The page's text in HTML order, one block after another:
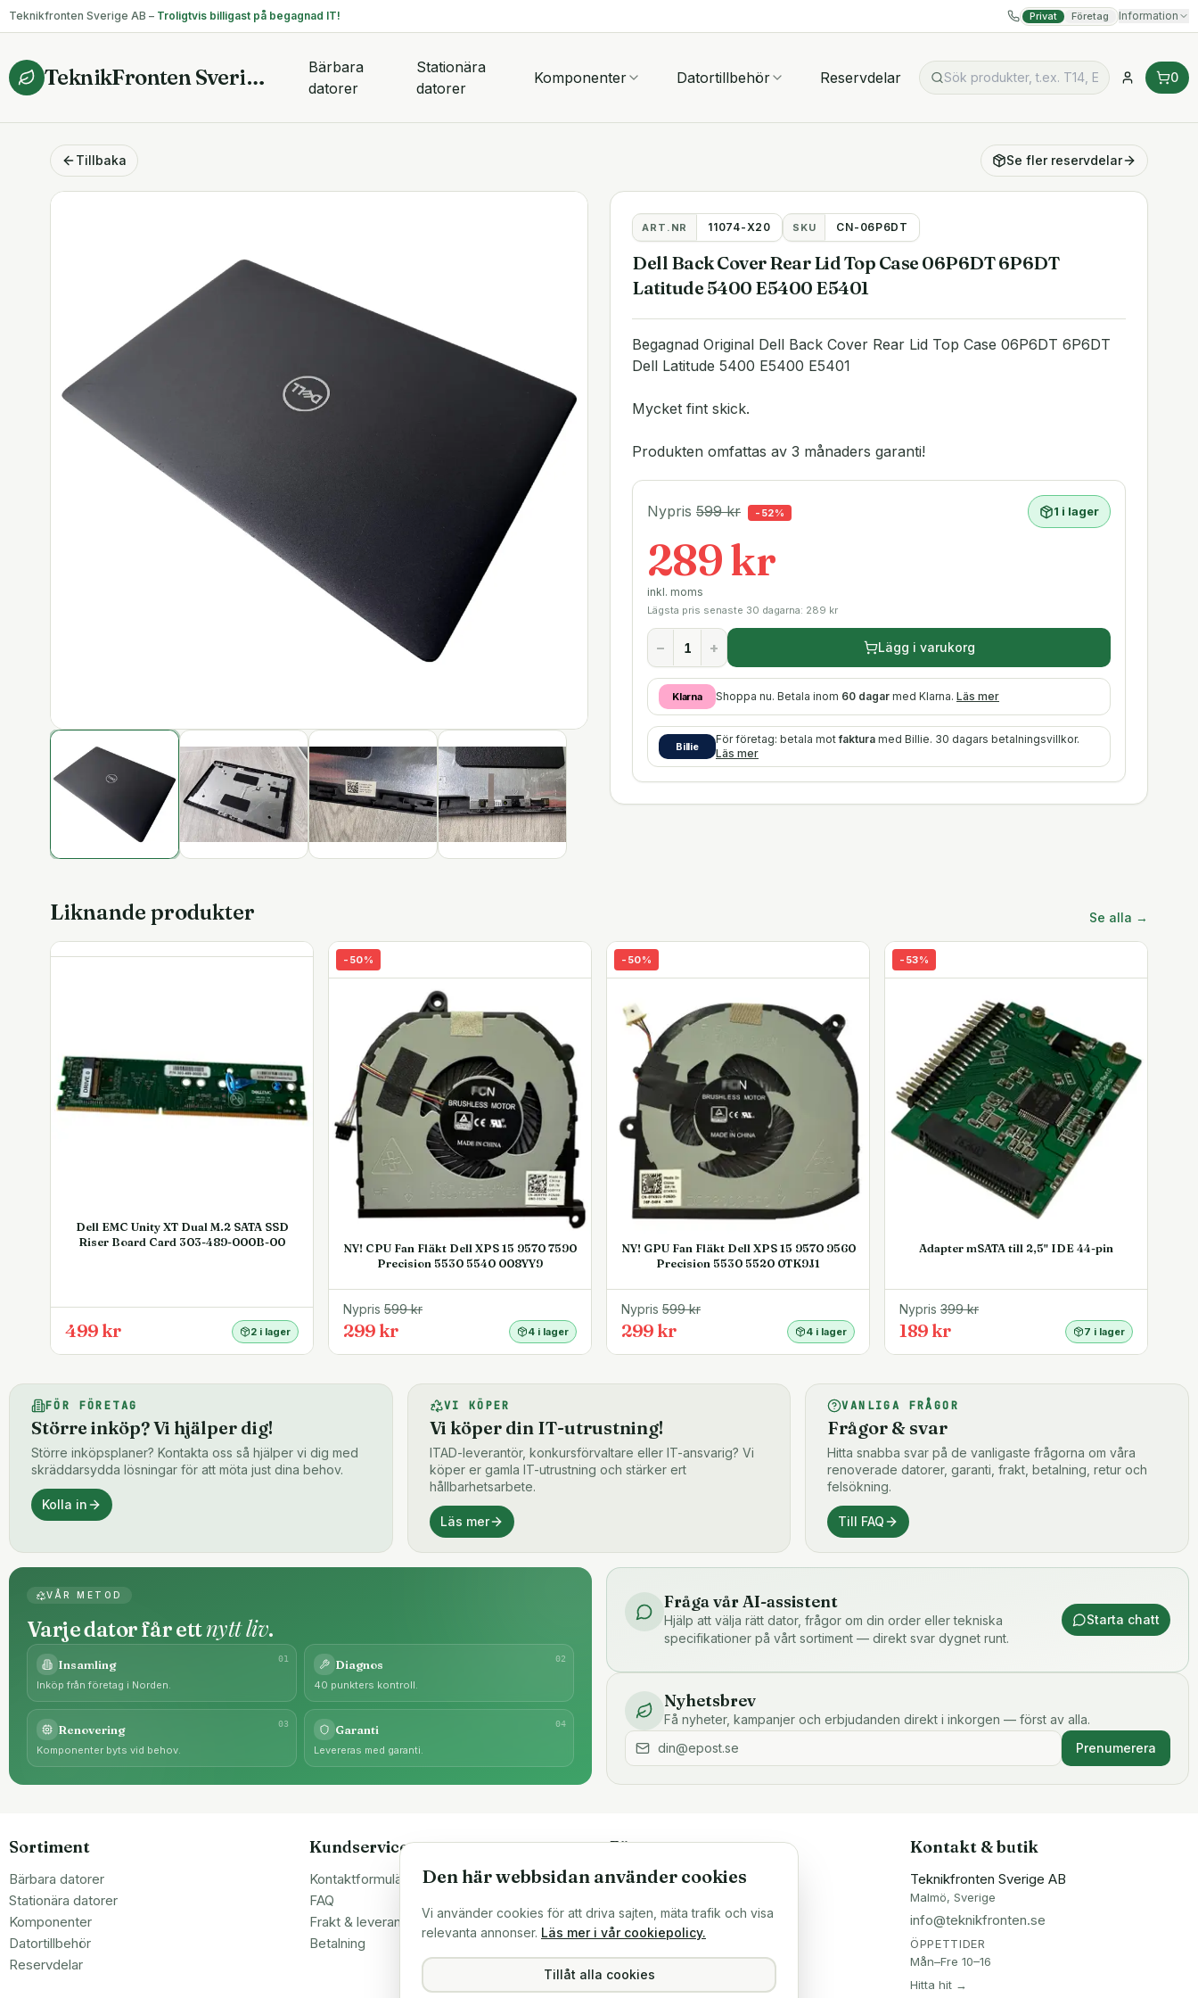
Teknikfronten Sverige AB – Troligtvis billigast på begagnad IT! Privat Företag Information
TeknikFronten Sverige AB
Bärbara
datorer
Stationära
datorer
Komponenter Datortillbehör Reservdelar 0
Tillbaka Se fler reservdelar
ART.NR 11074-X20 SKU CN-06P6DT
Dell Back Cover Rear Lid Top Case 06P6DT 6P6DT
Latitude 5400 E5400 E5401
Begagnad Original Dell Back Cover Rear Lid Top Case 06P6DT 6P6DT
Dell Latitude 5400 E5400 E5401
Mycket fint skick.
Produkten omfattas av 3 månaders garanti!
Nypris 599kr - 52% 1 i lager
289 kr
inkl. moms
Lägsta pris senaste 30 dagarna: 289 kr
− + Lägg i varukorg
Klarna Shoppa nu. Betala inom 60 dagar med Klarna. Läs mer
Billie
För företag: betala motfaktura med Billie. 30 dagars betalningsvillkor.
Läs mer
Liknande produkter Se alla →
Dell EMC Unity XT Dual M.2 SATA SSD
Riser Board Card 303-489-000B-00
499 kr 2 i lager
- 50%
NY! CPU Fan Fläkt Dell XPS 15 9570 7590
Precision 5530 5540 008YY9
Nypris 599kr
299 kr 4 i lager
- 50%
NY! GPU Fan Fläkt Dell XPS 15 9570 9560
Precision 5530 5520 0TK9J1
Nypris 599kr
299 kr 4 i lager
- 53%
Adapter mSATA till 2,5" IDE 44-pin
Nypris 399kr
189 kr 7 i lager
FÖR FÖRETAG
Större inköp? Vi hjälper dig!
Större inköpsplaner? Kontakta oss så hjälper vi dig med
skräddarsydda lösningar för att möta just dina behov.
Kolla in
VI KÖPER
Vi köper din IT-utrustning!
ITAD-leverantör, konkursförvaltare eller IT-ansvarig? Vi
köper er gamla IT-utrustning och stärker ert
hållbarhetsarbete.
Läs mer
VANLIGA FRÅGOR
Frågor & svar
Hitta snabba svar på de vanligaste frågorna om våra
renoverade datorer, garanti, frakt, betalning, retur och
felsökning.
Till FAQ
VÅR METOD
Varje dator får ettnytt liv.
01
Insamling
Inköp från företag i Norden.
02
Diagnos
40 punkters kontroll.
03
Renovering
Komponenter byts vid behov.
04
Garanti
Levereras med garanti.
Fråga vår AI-assistent
Hjälp att välja rätt dator, frågor om din order eller tekniska
specifikationer på vårt sortiment — direkt svar dygnet runt.
Starta chatt
Nyhetsbrev
Få nyheter, kampanjer och erbjudanden direkt i inkorgen — först av alla.
Prenumerera
Sortiment
Bärbara datorer
Stationära datorer
Komponenter
Datortillbehör
Reservdelar
Kundservice
Kontaktformulär
FAQ
Frakt & leverans
Betalning
Företaget
Om oss
Sälj till oss
Köpvillkor
Integritetspolicy
Kontakt & butik
Teknikfronten Sverige AB
Malmö, Sverige
info@teknikfronten.se
ÖPPETTIDER
Mån–Fre 10–16
Hitta hit →
Den här webbsidan använder cookies
Vi använder cookies för att driva sajten, mäta trafik och visa
relevanta annonser. Läs mer i vår cookiepolicy.
Tillåt alla cookies